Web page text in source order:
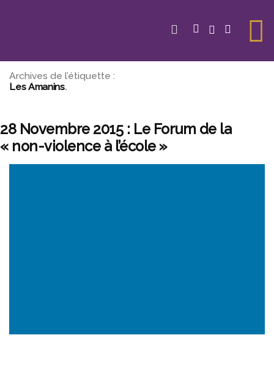
Archives de l’étiquette :
Les Amanins
28 Novembre 2015 : Le Forum de la
« non-violence à l’école »